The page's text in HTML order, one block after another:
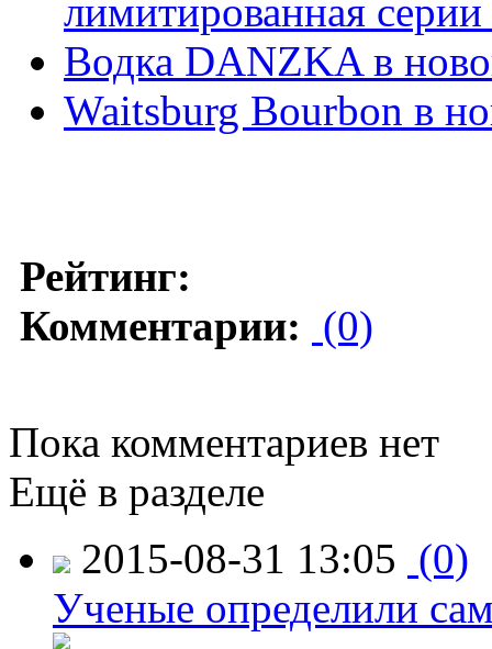
лимитированная серии
Водка DANZKA в
Waitsburg Bourbon в
Рейтинг:
Комментарии: (0)
Пока комментариев нет
Ещё в разделе
2015-08-31 13:05 (0)
Ученые определили